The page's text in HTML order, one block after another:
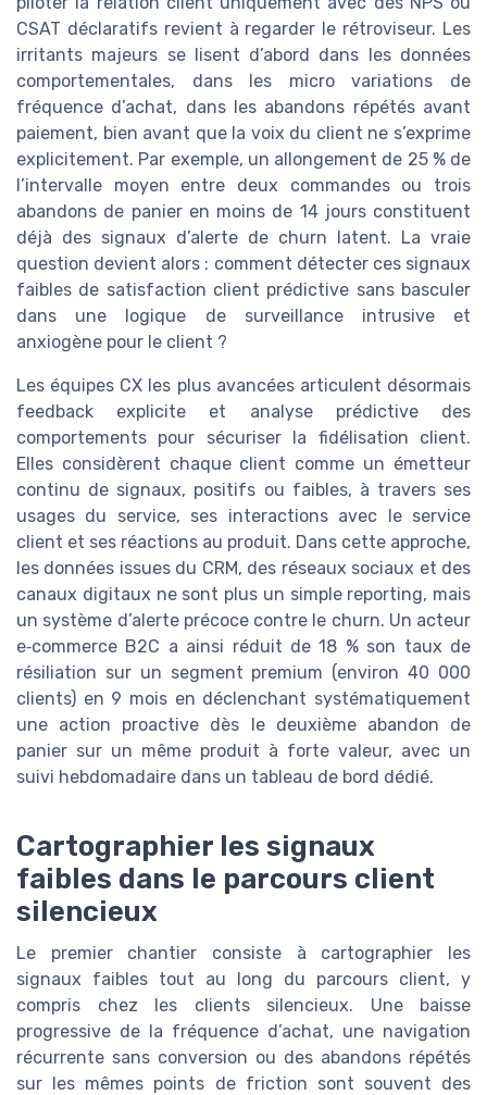
CSAT déclaratifs revient à regarder le rétroviseur. Les
irritants majeurs se lisent d’abord dans les données
comportementales, dans les micro variations de
fréquence d’achat, dans les abandons répétés avant
paiement, bien avant que la voix du client ne s’exprime
explicitement. Par exemple, un allongement de 25 % de
l’intervalle moyen entre deux commandes ou trois
abandons de panier en moins de 14 jours constituent
déjà des signaux d’alerte de churn latent. La vraie
question devient alors : comment détecter ces signaux
faibles de satisfaction client prédictive sans basculer
dans une logique de surveillance intrusive et
anxiogène pour le client ?
Les équipes CX les plus avancées articulent désormais
feedback explicite et analyse prédictive des
comportements pour sécuriser la fidélisation client.
Elles considèrent chaque client comme un émetteur
continu de signaux, positifs ou faibles, à travers ses
usages du service, ses interactions avec le service
client et ses réactions au produit. Dans cette approche,
les données issues du CRM, des réseaux sociaux et des
canaux digitaux ne sont plus un simple reporting, mais
un système d’alerte précoce contre le churn. Un acteur
e‑commerce B2C a ainsi réduit de 18 % son taux de
résiliation sur un segment premium (environ 40 000
clients) en 9 mois en déclenchant systématiquement
une action proactive dès le deuxième abandon de
panier sur un même produit à forte valeur, avec un
suivi hebdomadaire dans un tableau de bord dédié.
Cartographier les signaux
faibles dans le parcours client
silencieux
Le premier chantier consiste à cartographier les
signaux faibles tout au long du parcours client, y
compris chez les clients silencieux. Une baisse
progressive de la fréquence d’achat, une navigation
récurrente sans conversion ou des abandons répétés
sur les mêmes points de friction sont souvent des